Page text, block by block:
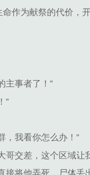
作为献祭的代价，
主事者了！”
”
，我看你怎么办！”
哥交差，这个区域让